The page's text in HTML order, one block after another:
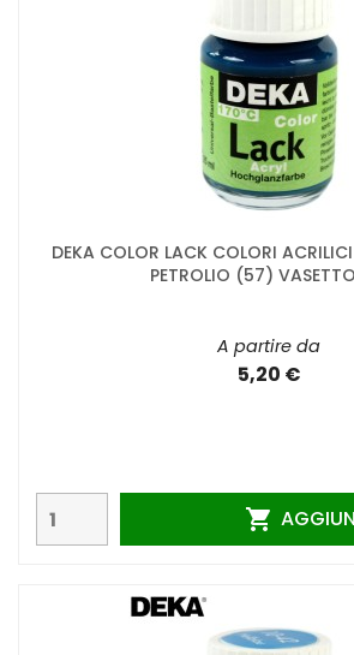
DEKA COLOR LACK COLORI
PETROLIO (57)
A partire da
5,20 €
